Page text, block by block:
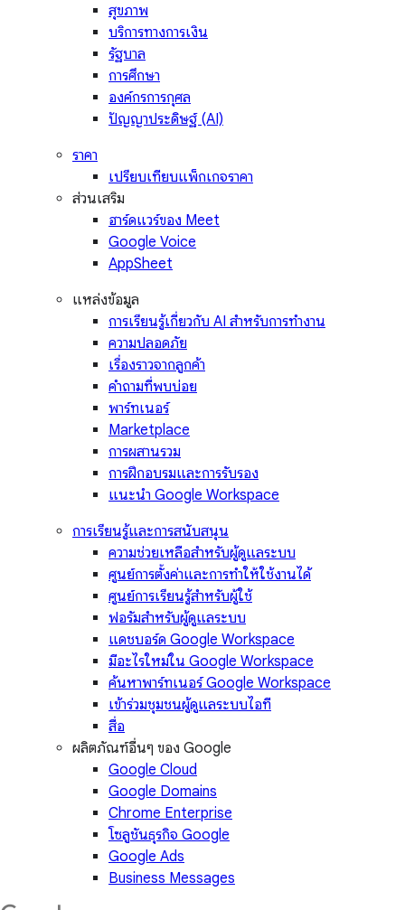
สุขภาพ
บริการทางการเงิน
รัฐบาล
การศึกษา
องค์กรการกุศล
ปัญญาประดิษฐ์ (AI)
ราคา
เปรียบเทียบแพ็กเกจราคา
ส่วนเสริม
ฮาร์ดแวร์ของ Meet
Google Voice
AppSheet
แหล่งข้อมูล
การเรียนรู้เกี่ยวกับ AI สำหรับการทำงาน
ความปลอดภัย
เรื่องราวจากลูกค้า
คำถามที่พบบ่อย
พาร์ทเนอร์
Marketplace
การผสานรวม
การฝึกอบรมและการรับรอง
แนะนำ Google Workspace
การเรียนรู้และการสนับสนุน
ความช่วยเหลือสำหรับผู้ดูแลระบบ
ศูนย์การตั้งค่าและการทำให้ใช้งานได้
ศูนย์การเรียนรู้สำหรับผู้ใช้
ฟอรัมสำหรับผู้ดูแลระบบ
แดชบอร์ด Google Workspace
มีอะไรใหม่ใน Google Workspace
ค้นหาพาร์ทเนอร์ Google Workspace
เข้าร่วมชุมชนผู้ดูแลระบบไอที
สื่อ
ผลิตภัณฑ์อื่นๆ ของ Google
Google Cloud
Google Domains
Chrome Enterprise
โซลูชันธุรกิจ Google
Google Ads
Business Messages